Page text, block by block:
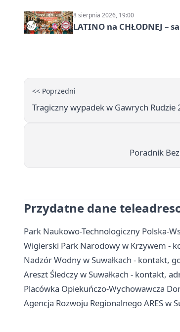
8 sierpnia 2026, 19:00
LATINO na CHŁODNEJ –
<< Poprzedni
Tragiczny wypadek w Gawrych
Poradnik
Przydatne dane
Park Naukowo-Technologiczny Polska-
Wigierski Park Narodowy w Krzywem -
Nadzór Wodny w Suwałkach - kontakt,
Areszt Śledczy w Suwałkach - kontakt,
Placówka Opiekuńczo-Wychowawcza
Agencja Rozwoju Regionalnego ARES w